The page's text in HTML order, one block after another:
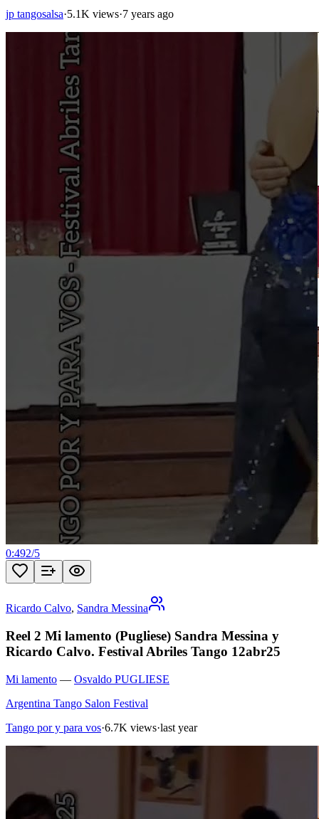
jp tangosalsa·5.1K views·7 years ago
0:492/5
Ricardo Calvo, Sandra Messina
Reel 2 Mi lamento (Pugliese) Sandra Messina y
Ricardo Calvo. Festival Abriles Tango 12abr25
Mi lamento — Osvaldo PUGLIESE
Argentina Tango Salon Festival
Tango por y para vos·6.7K views·last year